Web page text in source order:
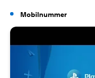
Mobilnummer